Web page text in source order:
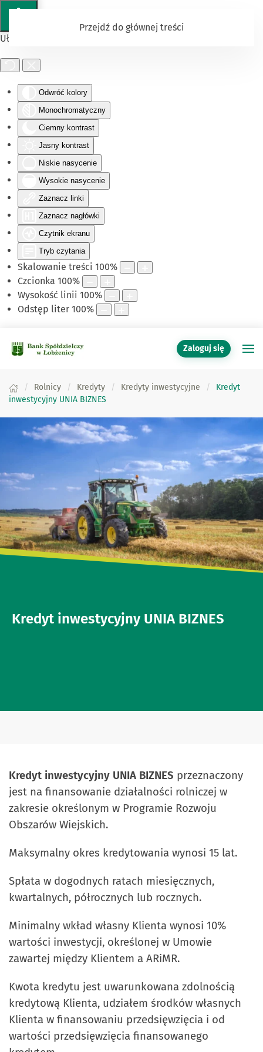
Ułatwienia dostępu
Odwróć kolory
Monochromatyczny
Ciemny kontrast
Jasny kontrast
Niskie nasycenie
Wysokie nasycenie
Zaznacz linki
Zaznacz nagłówki
Czytnik ekranu
Tryb czytania
Skalowanie treści 100%
Czcionka 100%
Wysokość linii 100%
Odstęp liter 100%
Przejdź do głównej treści
Zaloguj się
Rolnicy Kredyty Kredyty inwestycyjne
Kredyt
inwestycyjny UNIA BIZNES
Kredyt inwestycyjny UNIA BIZNES
Kredyt inwestycyjny UNIA BIZNES przeznaczony
jest na finansowanie działalności rolniczej w
zakresie określonym w Programie Rozwoju
Obszarów Wiejskich.
Maksymalny okres kredytowania wynosi 15 lat.
Spłata w dogodnych ratach miesięcznych,
kwartalnych, półrocznych lub rocznych.
Minimalny wkład własny Klienta wynosi 10%
wartości inwestycji, określonej w Umowie
zawartej między Klientem a ARiMR.
Kwota kredytu jest uwarunkowana zdolnością
kredytową Klienta, udziałem środków własnych
Klienta w finansowaniu przedsięwzięcia i od
wartości przedsięwzięcia finansowanego